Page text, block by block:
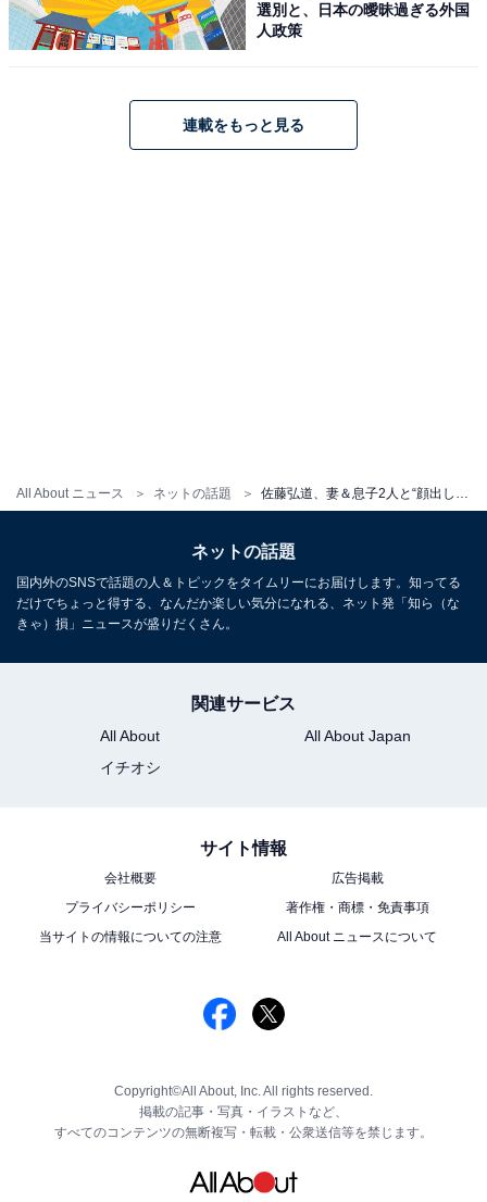
All About ニュース ネットの話題
選別と、日本の曖昧過ぎる外国
人政策
連載をもっと見る
ネットの話題
国内外のSNSで話題の人＆トピックをタイムリーにお届けします。知ってる
だけでちょっと得する、なんだか楽しい気分になれる、ネット発「知ら（な
きゃ）損」ニュースが盛りだくさん。
関連サービス
All About
All About Japan
イチオシ
サイト情報
会社概要
広告掲載
プライバシーポリシー
著作権・商標・免責事項
当サイトの情報についての注意
All About ニュースについて
Copyright©All About, Inc. All rights reserved.
掲載の記事・写真・イラストなど、
すべてのコンテンツの無断複写・転載・公衆送信等を禁じます。